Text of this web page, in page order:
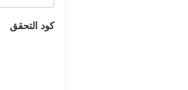
كود التحقق